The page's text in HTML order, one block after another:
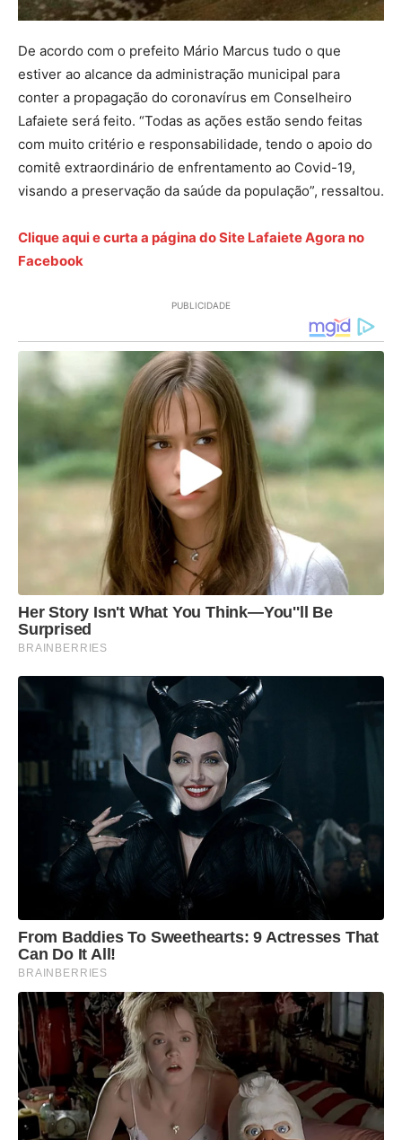
De acordo com o prefeito Mário Marcus tudo o que
estiver ao alcance da administração municipal para
conter a propagação do coronavírus em Conselheiro
Lafaiete será feito. “Todas as ações estão sendo feitas
com muito critério e responsabilidade, tendo o apoio do
comitê extraordinário de enfrentamento ao Covid-19,
visando a preservação da saúde da população”, ressaltou.
Clique aqui e curta a página do Site Lafaiete Agora no
Facebook
PUBLICIDADE